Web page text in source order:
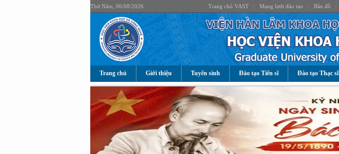
Thứ Năm, 06/08/2026 Trang chủ VAST| Mạng lưới đào tạo Bản đồ
Trang chủ Giới thiệu Tuyển sinh Đào tạo Tiến sĩ Đào tạo Thạc sĩ